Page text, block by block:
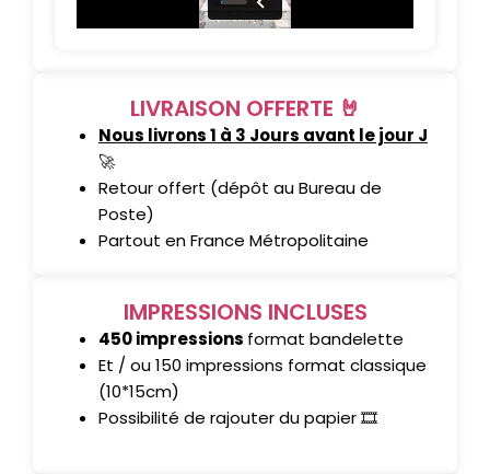
LIVRAISON OFFERTE 🤘
Nous livrons 1 à 3 Jours avant le jour J
🚀
Retour offert (dépôt au Bureau de
Poste)
Partout en France Métropolitaine
IMPRESSIONS INCLUSES
450 impressions format bandelette
Et / ou 150 impressions format classique
(10*15cm)
Possibilité de rajouter du papier 🎞️